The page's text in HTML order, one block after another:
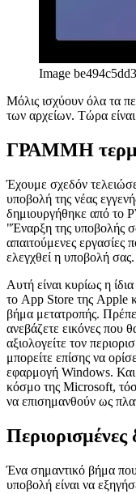
Image
Μόλις ισχύουν όλα τα
των αρχείων. Τώρα
ΓΡΑΜΜΗ
Έχουμε σχεδόν
υποβολή της νέας
δημιουργήθηκε από το
απαιτούμενες εργασίες
ελεγχθεί η υποβολή σας.
Αυτή είναι κυρίως η
το App Store της Apple
βήμα μετατροπής.
ανεβάζετε εικόνες που
αξιολογείτε τον
μπορείτε επίσης να
κόσμο της Microsoft,
να επισημανθούν ως
Περιορισμένες